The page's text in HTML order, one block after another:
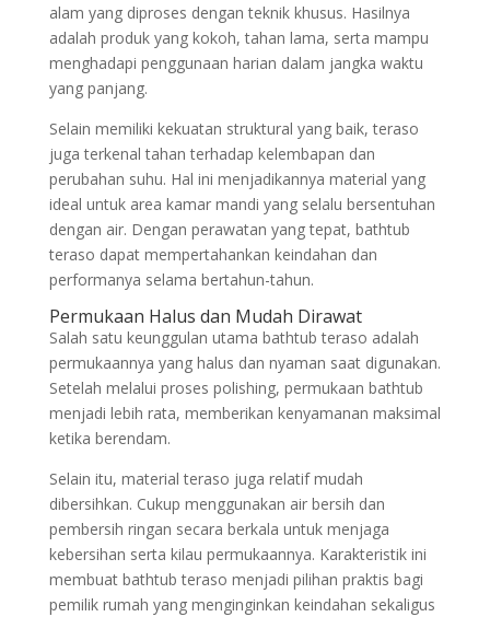
alam yang diproses dengan teknik khusus. Hasilnya
adalah produk yang kokoh, tahan lama, serta mampu
menghadapi penggunaan harian dalam jangka waktu
yang panjang.
Selain memiliki kekuatan struktural yang baik, teraso
juga terkenal tahan terhadap kelembapan dan
perubahan suhu. Hal ini menjadikannya material yang
ideal untuk area kamar mandi yang selalu bersentuhan
dengan air. Dengan perawatan yang tepat, bathtub
teraso dapat mempertahankan keindahan dan
performanya selama bertahun-tahun.
Permukaan Halus dan Mudah Dirawat
Salah satu keunggulan utama bathtub teraso adalah
permukaannya yang halus dan nyaman saat digunakan.
Setelah melalui proses polishing, permukaan bathtub
menjadi lebih rata, memberikan kenyamanan maksimal
ketika berendam.
Selain itu, material teraso juga relatif mudah
dibersihkan. Cukup menggunakan air bersih dan
pembersih ringan secara berkala untuk menjaga
kebersihan serta kilau permukaannya. Karakteristik ini
membuat bathtub teraso menjadi pilihan praktis bagi
pemilik rumah yang menginginkan keindahan sekaligus